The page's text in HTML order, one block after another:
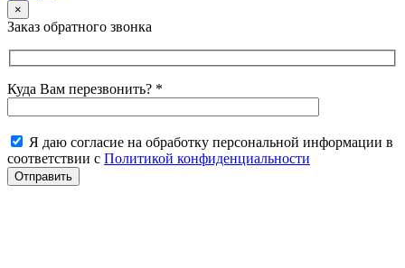
×
Заказ обратного звонка
Куда Вам перезвонить? *
Я даю согласие на обработку персональной информации в
соответствии с Политикой конфиденциальности